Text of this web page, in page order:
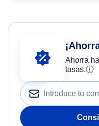
Ahorra
tasas.ⓘ